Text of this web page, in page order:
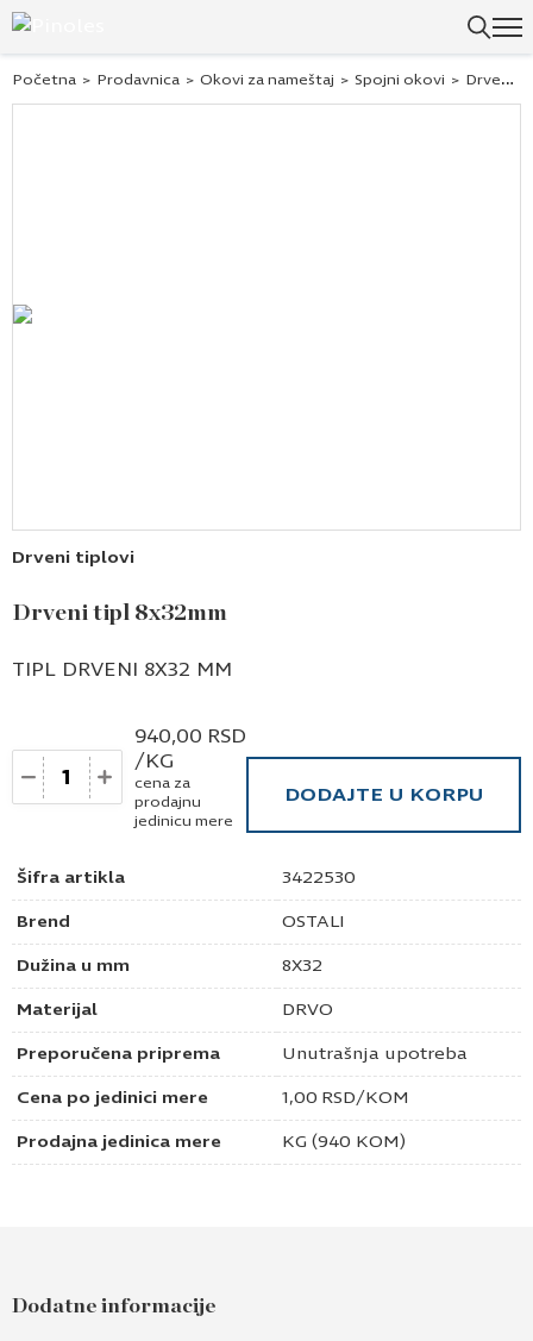
Početna > Prodavnica > Okovi za nameštaj > Spojni okovi > Drveni tiplovi
Drveni tiplovi
Drveni tipl 8x32mm
Šifra artikla 3422530
Brend OSTALI
Dužina u mm 8X32
Materijal DRVO
Preporučena priprema Unutrašnja upotreba
Cena po jedinici mere 1,00 RSD/KOM
Prodajna jedinica mere KG (940 KOM)
TIPL DRVENI 8X32 MM
Količina
940,00 RSD
/KG
cena za
prodajnu
jedinicu mere
DODAJTE U KORPU
Dodatne informacije